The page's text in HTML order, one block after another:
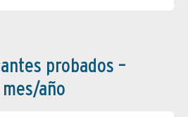
probados –
año